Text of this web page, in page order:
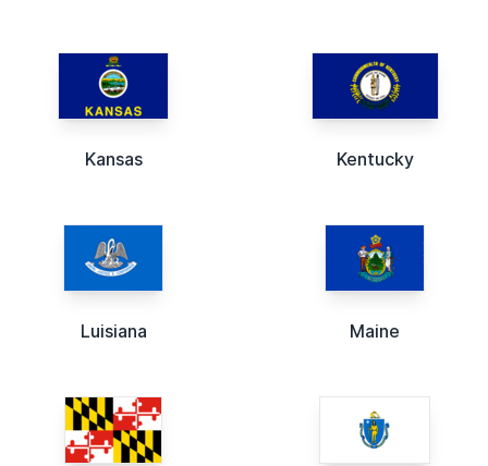
Kansas Kentucky
Luisiana Maine